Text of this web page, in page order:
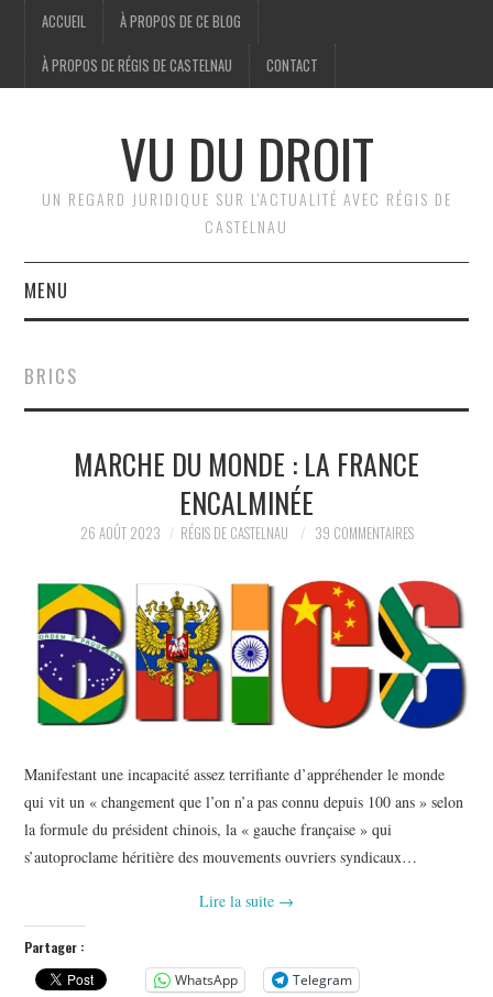
ACCUEIL À PROPOS DE CE BLOG
À PROPOS DE RÉGIS DE CASTELNAU CONTACT
VU DU DROIT
UN REGARD JURIDIQUE SUR L'ACTUALITÉ AVEC RÉGIS DE
CASTELNAU
MENU
BRÈVES
JURIDIQUE
CULTURE
SPORT
BRICS
MARCHE DU MONDE : LA FRANCE
ENCALMINÉE
26 AOÛT 2023 RÉGIS DE CASTELNAU 39 COMMENTAIRES
Manifestant une incapacité assez terrifiante d’appréhender le monde
qui vit un « changement que l’on n’a pas connu depuis 100 ans » selon
la formule du président chinois, la « gauche française » qui
s’autoproclame héritière des mouvements ouvriers syndicaux…
Lire la suite →
Partager :
WhatsApp
Telegram